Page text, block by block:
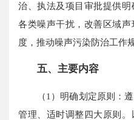
治、执法及项目审批提供
各类噪声干扰，改善区域
度，推动噪声污染防治工作
五、 主要内容
（1）明确划定原则：
管理、适时调整四大原则